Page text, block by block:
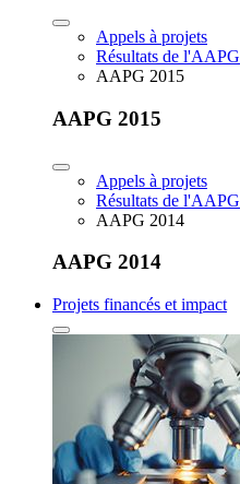
Appels à projets
Résultats de l'AAPG
AAPG 2015
AAPG 2015
Appels à projets
Résultats de l'AAPG
AAPG 2014
AAPG 2014
Projets financés et impact